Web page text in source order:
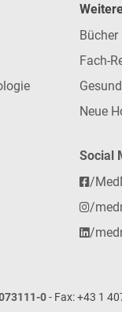
Bücher
Fach-
Neue
Social
/
/
/
0- Fax: +43 1